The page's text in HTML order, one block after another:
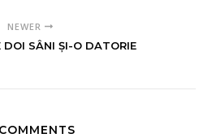
NEWER
DOI SÂNI ȘI-O DATORIE